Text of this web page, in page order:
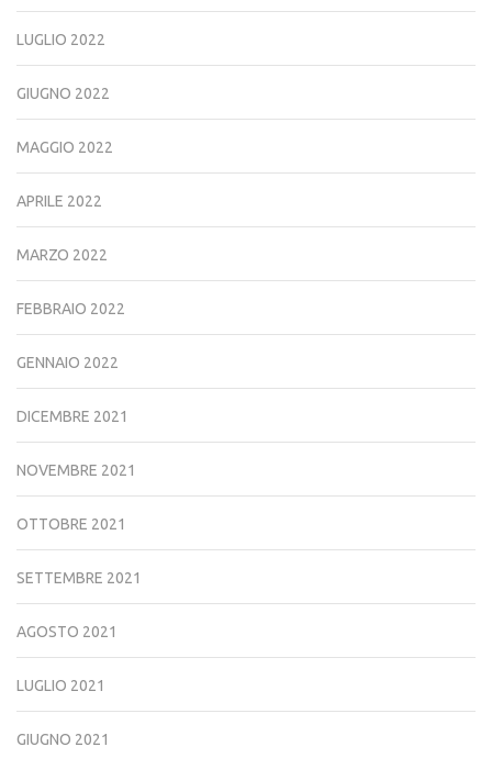
LUGLIO 2022
GIUGNO 2022
MAGGIO 2022
APRILE 2022
MARZO 2022
FEBBRAIO 2022
GENNAIO 2022
DICEMBRE 2021
NOVEMBRE 2021
OTTOBRE 2021
SETTEMBRE 2021
AGOSTO 2021
LUGLIO 2021
GIUGNO 2021